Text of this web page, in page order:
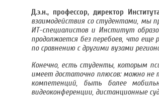
Д.э.н., профессор, директор
взаимодействия со студентами, мы
ИТ-специалистов и Институт
продолжается без перебоев, что еще
по сравнению с другими вузами
Конечно, есть студенты, которым
имеет достаточно плюсов: можно не
компетенций, быть более
видеоконференции, дистанционные